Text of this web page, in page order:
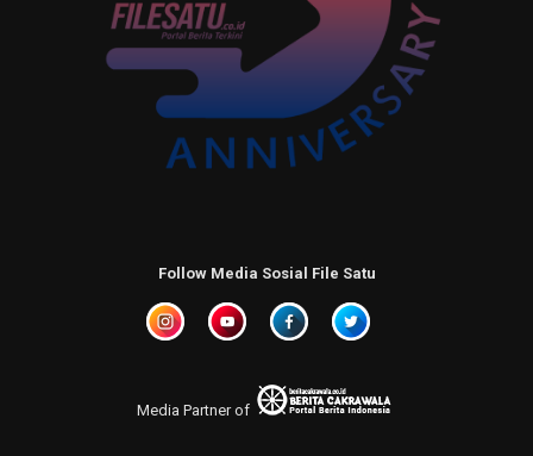
Follow Media Sosial File Satu
Media Partner of